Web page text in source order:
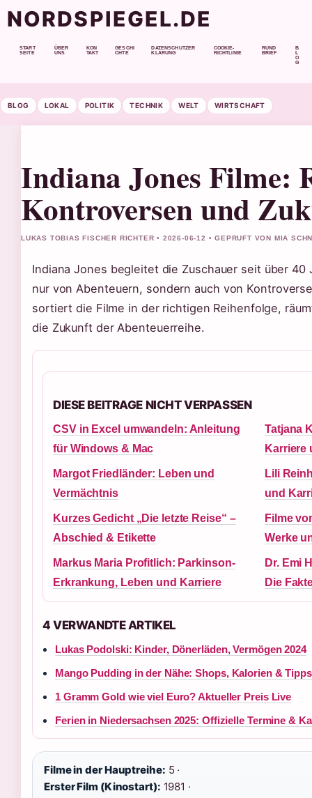
NORDSPIEGEL.DE
START
SEITE
ÜBER
UNS
KON
TAKT
GESCHI
CHTE
DATENSCHUTZER
KLÄRUNG
COOKIE-
RICHTLINIE
RUND
BRIEF
B
O
G
BLOG LOKAL POLITIK TECHNIK WELT WIRTSCHAFT
Indiana Jones Filme:
Kontroversen und
LUKAS TOBIAS FISCHER RICHTER • 2026-06-12 • GEPRUFT VON MIA
Indiana Jones begleitet die Zuschauer seit über 40
nur von Abenteuern, sondern auch von
sortiert die Filme in der richtigen Reihenfolge,
die Zukunft der Abenteuerreihe.
DIESE BEITRAGE NICHT VERPASSEN
CSV in Excel umwandeln: Anleitung
für Windows & Mac
Tatjana
Karriere
Margot Friedländer: Leben und
Vermächtnis
Lili
und
Kurzes Gedicht „Die letzte Reise“ –
Abschied & Etikette
Filme
Werke
Markus Maria Profitlich: Parkinson-
Erkrankung, Leben und Karriere
Dr. Emi
Die
4 VERWANDTE ARTIKEL
Lukas Podolski: Kinder, Dönerläden, Vermögen 2024
Mango Pudding in der Nähe: Shops, Kalorien & Tipps
1 Gramm Gold wie viel Euro? Aktueller Preis Live
Ferien in Niedersachsen 2025: Offizielle Termine &
Filme in der Hauptreihe: 5 ·
Erster Film (Kinostart): 1981 ·